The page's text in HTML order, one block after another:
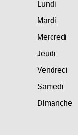
Lundi
Mardi
Mercredi
Jeudi
Vendredi
Samedi
Dimanche